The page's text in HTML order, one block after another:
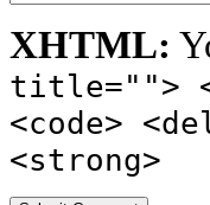
XHTML:
title="">
<code>
<strong>